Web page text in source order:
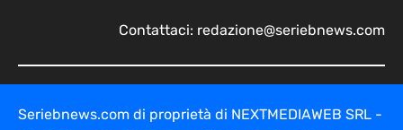
Contattaci: redazione@seriebnews.com
Seriebnews.com di proprietà di NEXTMEDIAWEB SRL -